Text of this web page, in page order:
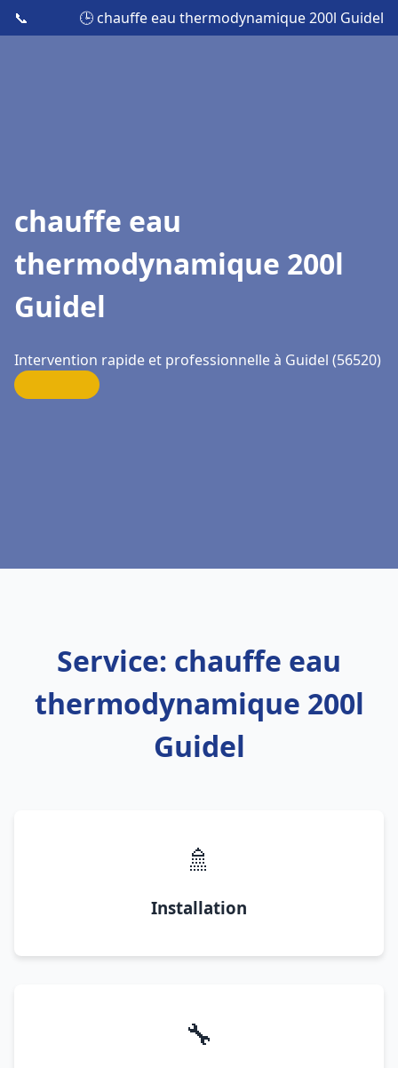
📞 🕒 chauffe eau thermodynamique 200l Guidel
chauffe eau
thermodynamique 200l
Guidel
Intervention rapide et professionnelle à Guidel (56520)
Service: chauffe eau
thermodynamique 200l
Guidel
🚿
Installation
🔧